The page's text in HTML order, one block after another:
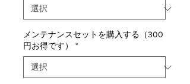
メンテナンスセットを購入する（300
円お得です）
*